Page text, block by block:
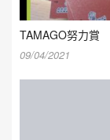
TAMAGO努力賞
09/04/2021